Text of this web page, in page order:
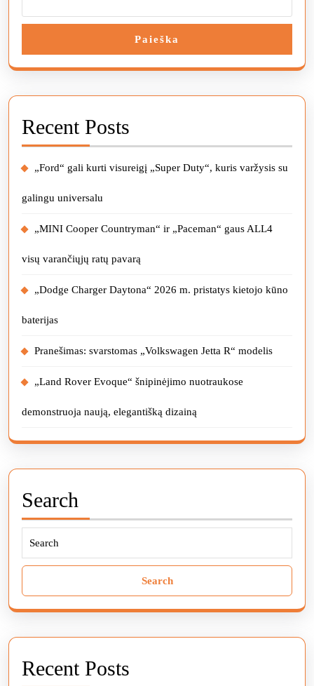
Paieška
Recent Posts
„Ford“ gali kurti visureigį „Super Duty“, kuris varžysis su
galingu universalu
„MINI Cooper Countryman“ ir „Paceman“ gaus ALL4
visų varančiųjų ratų pavarą
„Dodge Charger Daytona“ 2026 m. pristatys kietojo kūno
baterijas
Pranešimas: svarstomas „Volkswagen Jetta R“ modelis
„Land Rover Evoque“ šnipinėjimo nuotraukose
demonstruoja naują, elegantišką dizainą
Search
Search
Recent Posts